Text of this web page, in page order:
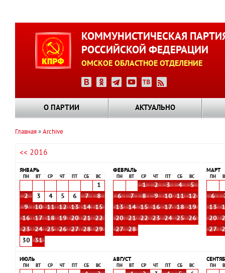
КОММУНИСТИЧЕСКАЯ
РОССИЙСКОЙ ФЕДЕРАЦИИ
ОМСКОЕ ОБЛАСТНОЕ ОТДЕЛЕНИЕ
О ПАРТИИ АКТУАЛЬНО
навигации
Главная Archive
<< 2016
ЯНВАРЬ
ПН ВТ СР ЧТ СБ ВС
1
2
3 4 5 6 7
8
9
10 11 12 13 14
15
16
17 18 19 20 21
22
23
24 25 26 27 28
29
30
31
ФЕВРАЛЬ
ПН ВТ СР ЧТ СБ ВС
1 2 3 4
5
6
7 8 9 10 11
12
13
14 15 16 17 18
19
20
21 22 23 24 25
26
27
28
МАРТ
ПН
6
13
20
27
ИЮЛЬ
ПН ВТ СР ЧТ СБ ВС
АВГУСТ
ПН ВТ СР ЧТ СБ ВС ПН